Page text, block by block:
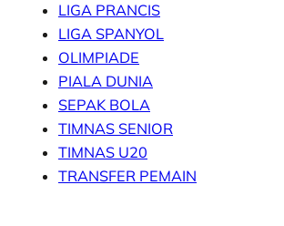
LIGA PRANCIS
LIGA SPANYOL
OLIMPIADE
PIALA DUNIA
SEPAK BOLA
TIMNAS SENIOR
TIMNAS U20
TRANSFER PEMAIN